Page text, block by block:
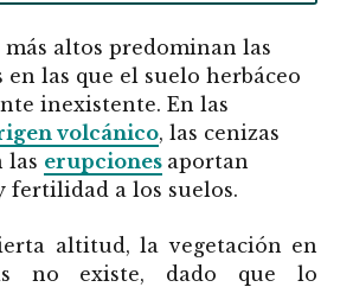
altos predominan las
en las que el suelo herbáceo
inexistente. En las
volcánico, las cenizas
las erupciones aportan
fertilidad a los suelos.
altitud, la vegetación en
no existe, dado que lo